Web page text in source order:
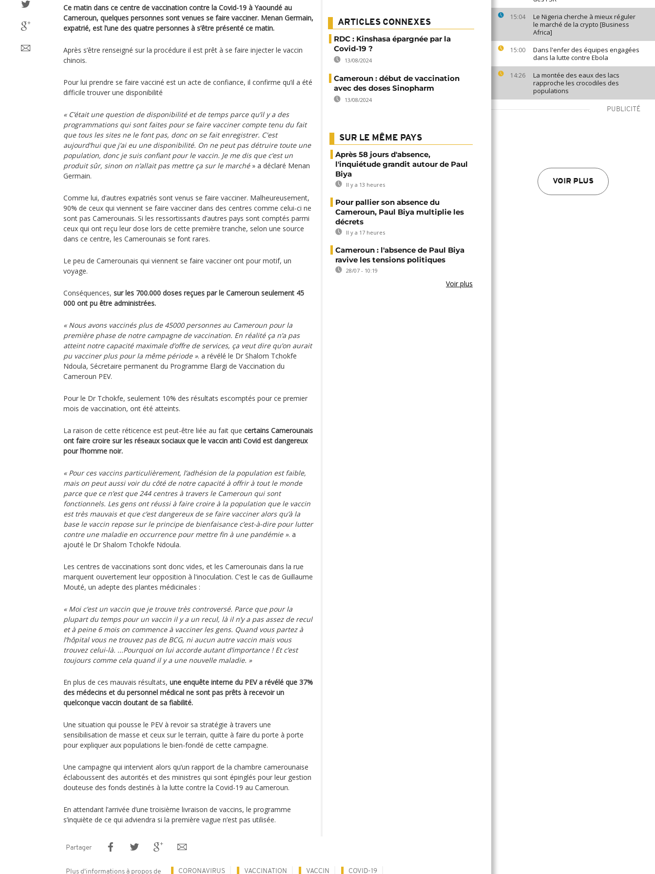
15:04
Le Nigeria cherche à mieux réguler
le marché de la crypto [Business
Africa]
15:00
Dans l'enfer des équipes engagées
dans la lutte contre Ebola
14:26
La montée des eaux des lacs
rapproche les crocodiles des
populations
PUBLICITÉ
VOIR PLUS
Ce matin dans ce centre de vaccination contre la Covid-19 à Yaoundé au
Cameroun, quelques personnes sont venues se faire vacciner. Menan Germain,
expatrié, est l’une des quatre personnes à s’être présenté ce matin.
Après s’être renseigné sur la procédure il est prêt à se faire injecter le vaccin
chinois.
Pour lui prendre se faire vacciné est un acte de confiance, il confirme qu’il a été
difficile trouver une disponibilité
« C’était une question de disponibilité et de temps parce qu’il y a des
programmations qui sont faites pour se faire vacciner compte tenu du fait
que tous les sites ne le font pas, donc on se fait enregistrer. C'est
aujourd’hui que j’ai eu une disponibilité. On ne peut pas détruire toute une
population, donc je suis confiant pour le vaccin. Je me dis que c’est un
produit sûr, sinon on n’allait pas mettre ça sur le marché» a déclaré Menan
Germain.
Comme lui, d’autres expatriés sont venus se faire vacciner. Malheureusement,
90% de ceux qui viennent se faire vacciner dans des centres comme celui-ci ne
sont pas Camerounais. Si les ressortissants d’autres pays sont comptés parmi
ceux qui ont reçu leur dose lors de cette première tranche, selon une source
dans ce centre, les Camerounais se font rares.
Le peu de Camerounais qui viennent se faire vacciner ont pour motif, un
voyage.
Conséquences, sur les 700.000 doses reçues par le Cameroun seulement 45
000 ont pu être administrées.
« Nous avons vaccinés plus de 45000 personnes au Cameroun pour la
première phase de notre campagne de vaccination. En réalité ça n’a pas
atteint notre capacité maximale d’offre de services, ça veut dire qu’on aurait
pu vacciner plus pour la même période ». a révélé le Dr Shalom Tchokfe
Ndoula, Sécretaire permanent du Programme Elargi de Vaccination du
Cameroun PEV.
Pour le Dr Tchokfe, seulement 10% des résultats escomptés pour ce premier
mois de vaccination, ont été atteints.
La raison de cette réticence est peut-être liée au fait que certains Camerounais
ont faire croire sur les réseaux sociaux que le vaccin anti Covid est dangereux
pour l’homme noir.
« Pour ces vaccins particulièrement, l’adhésion de la population est faible,
mais on peut aussi voir du côté de notre capacité à offrir à tout le monde
parce que ce n’est que 244 centres à travers le Cameroun qui sont
fonctionnels. Les gens ont réussi à faire croire à la population que le vaccin
est très mauvais et que c’est dangereux de se faire vacciner alors qu’à la
base le vaccin repose sur le principe de bienfaisance c’est-à-dire pour lutter
contre une maladie en occurrence pour mettre fin à une pandémie ». a
ajouté le Dr Shalom Tchokfe Ndoula.
Les centres de vaccinations sont donc vides, et les Camerounais dans la rue
marquent ouvertement leur opposition à l'inoculation. C’est le cas de Guillaume
Mouté, un adepte des plantes médicinales :
« Moi c’est un vaccin que je trouve très controversé. Parce que pour la
plupart du temps pour un vaccin il y a un recul, là il n’y a pas assez de recul
et à peine 6 mois on commence à vacciner les gens. Quand vous partez à
l’hôpital vous ne trouvez pas de BCG, ni aucun autre vaccin mais vous
trouvez celui-là. ...Pourquoi on lui accorde autant d’importance ! Et c’est
toujours comme cela quand il y a une nouvelle maladie. »
En plus de ces mauvais résultats, une enquête interne du PEV a révélé que 37%
des médecins et du personnel médical ne sont pas prêts à recevoir un
quelconque vaccin doutant de sa fiabilité.
Une situation qui pousse le PEV à revoir sa stratégie à travers une
sensibilisation de masse et ceux sur le terrain, quitte à faire du porte à porte
pour expliquer aux populations le bien-fondé de cette campagne.
Une campagne qui intervient alors qu’un rapport de la chambre camerounaise
éclaboussent des autorités et des ministres qui sont épinglés pour leur gestion
douteuse des fonds destinés à la lutte contre la Covid-19 au Cameroun.
En attendant l’arrivée d’une troisième livraison de vaccins, le programme
s’inquiète de ce qui adviendra si la première vague n’est pas utilisée.
ARTICLES CONNEXES
RDC : Kinshasa épargnée par la
Covid-19 ?
13/08/2024
Cameroun : début de vaccination
avec des doses Sinopharm
13/08/2024
SUR LE MÊME PAYS
Après 58 jours d'absence,
l'inquiétude grandit autour de Paul
Biya
Il y a 13 heures
Pour pallier son absence du
Cameroun, Paul Biya multiplie les
décrets
Il y a 17 heures
Cameroun : l'absence de Paul Biya
ravive les tensions politiques
28/07 - 10:19
Voir plus
Partager
Plus d'informations à propos de CORONAVIRUS VACCINATION VACCIN COVID-19